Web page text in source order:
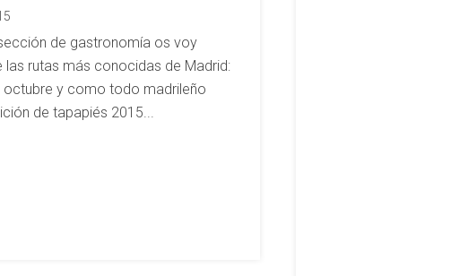
de gastronomía os voy
las rutas más conocidas de Madrid:
octubre y como todo madrileño
de tapapiés 2015...